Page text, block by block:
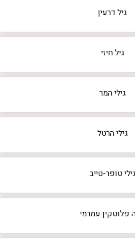
גיל דרעין
גיל חיזי
גילי המר
גילי הרטל
גילי טופר-טייב
פלוטקין עמרמי